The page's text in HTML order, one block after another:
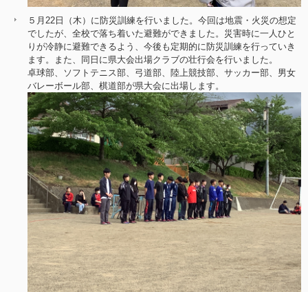
５月22日（木）に防災訓練を行いました。今回は地震・火災の想定
でしたが、全校で落ち着いた避難ができました。災害時に一人ひと
りが冷静に避難できるよう、今後も定期的に防災訓練を行っていき
ます。また、同日に県大会出場クラブの壮行会を行いました。
卓球部、ソフトテニス部、弓道部、陸上競技部、サッカー部、男女
バレーボール部、棋道部が県大会に出場します。